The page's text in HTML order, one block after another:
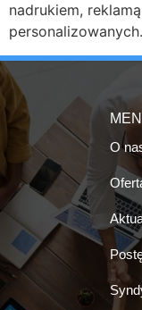
nadrukiem,
personalizowanych.
O